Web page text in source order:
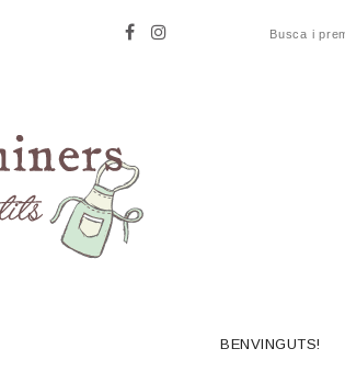
BENVINGUTS!